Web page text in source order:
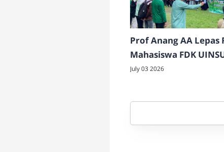
Prof Anang AA Lepas
Mahasiswa FDK
di Dairi
July 03 2026